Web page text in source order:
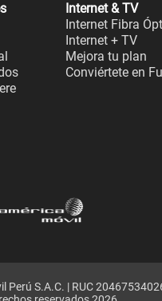
Internet & TV
Internet Fibra
Internet + TV
Mejora tu plan
Conviértete en
Perú S.A.C. | RUC